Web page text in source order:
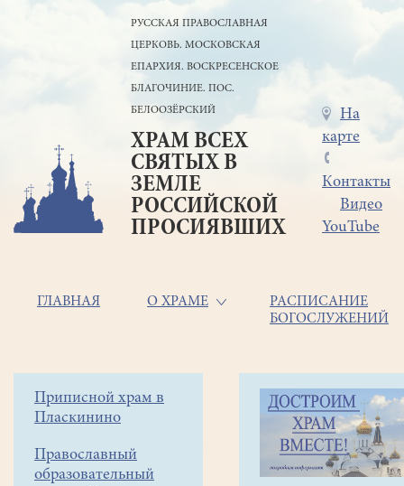
РУССКАЯ ПРАВОСЛАВНАЯ
ЦЕРКОВЬ. МОСКОВСКАЯ
ЕПАРХИЯ. ВОСКРЕСЕНСКОЕ
БЛАГОЧИНИЕ. ПОС.
БЕЛООЗЁРСКИЙ
ХРАМ ВСЕХ
СВЯТЫХ В
ЗЕМЛЕ
РОССИЙСКОЙ
ПРОСИЯВШИХ
Меню
в
шапке
На
карте
Контакты
Видео
YouTube
Основная
ГЛАВНАЯ О ХРАМЕ
РАСПИСАНИЕ
БОГОСЛУЖЕНИЙ
Боковое
меню
Приписной храм в
Пласкинино
Православный
образовательный
Строка
навигации
Объявления
Юбилейный